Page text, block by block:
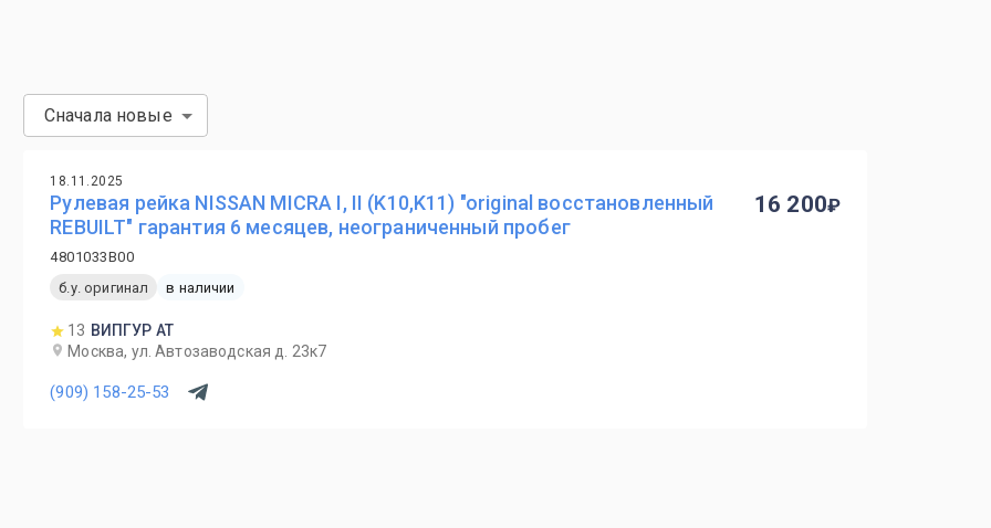
Сначала новые
18.11.2025
Рулевая рейка NISSAN MICRA I, II (K10,K11) "original восстановленный
REBUILT" гарантия 6 месяцев, неограниченный пробег
4801033B00
б.у. оригинал
в наличии
13 ВИПГУР АТ
Москва, ул. Автозаводская д. 23к7
(909) 158-25-53
16 200